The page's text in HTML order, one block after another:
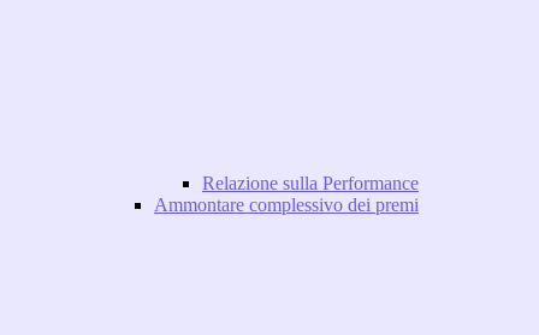
Relazione sulla Performance
Ammontare complessivo dei premi